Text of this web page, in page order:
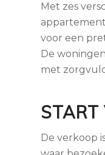
Met zes
voor een
De
met
START
De verkoop